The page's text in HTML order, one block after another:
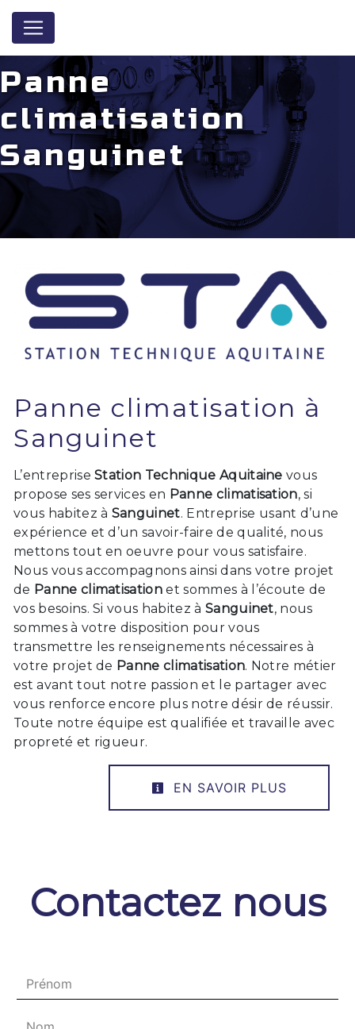
Panne
climatisation
Sanguinet
Panne climatisation à
Sanguinet
L’entrepriseStation Technique Aquitaine vous
propose ses services en Panne climatisation, si
vous habitez à Sanguinet. Entreprise usant d’une
expérience et d’un savoir-faire de qualité, nous
mettons tout en oeuvre pour vous satisfaire.
Nous vous accompagnons ainsi dans votre projet
de Panne climatisation et sommes à l’écoute de
vos besoins. Si vous habitez à Sanguinet, nous
sommes à votre disposition pour vous
transmettre les renseignements nécessaires à
votre projet de Panne climatisation. Notre métier
est avant tout notre passion et le partager avec
vous renforce encore plus notre désir de réussir.
Toute notre équipe est qualifiée et travaille avec
propreté et rigueur.
EN SAVOIR PLUS
Contactez nous
Panneau de gestion des cookies